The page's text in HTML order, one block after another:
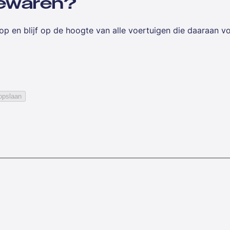
en blijf op de hoogte van alle voertuigen die daaraan